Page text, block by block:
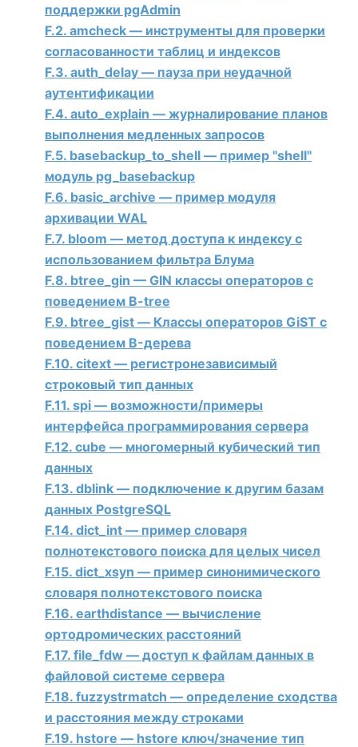
поддержки pgAdmin
F.2. amcheck — инструменты для проверки
согласованности таблиц и индексов
F.3. auth_delay — пауза при неудачной
аутентификации
F.4. auto_explain — журналирование планов
выполнения медленных запросов
F.5. basebackup_to_shell — пример "shell"
модуль pg_basebackup
F.6. basic_archive — пример модуля
архивации WAL
F.7. bloom — метод доступа к индексу с
использованием фильтра Блума
F.8. btree_gin — GIN классы операторов с
поведением B-tree
F.9. btree_gist — Классы операторов GiST с
поведением B-дерева
F.10. citext — регистронезависимый
строковый тип данных
F.11. spi — возможности/примеры
интерфейса программирования сервера
F.12. cube — многомерный кубический тип
данных
F.13. dblink — подключение к другим базам
данных PostgreSQL
F.14. dict_int — пример словаря
полнотекстового поиска для целых чисел
F.15. dict_xsyn — пример синонимического
словаря полнотекстового поиска
F.16. earthdistance — вычисление
ортодромических расстояний
F.17. file_fdw — доступ к файлам данных в
файловой системе сервера
F.18. fuzzystrmatch — определение сходства
и расстояния между строками
F.19. hstore — hstore ключ/значение тип